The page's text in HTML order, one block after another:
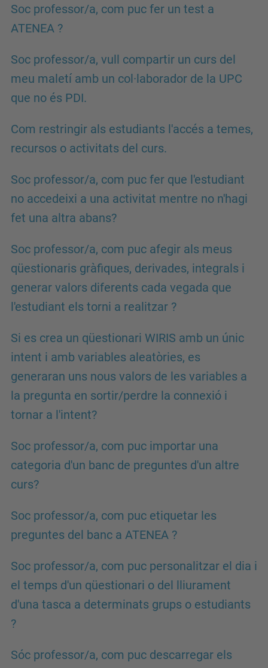
Soc professor/a, com puc fer un test a
ATENEA ?
Soc professor/a, vull compartir un curs del
meu maletí amb un col·laborador de la UPC
que no és PDI.
Com restringir als estudiants l'accés a temes,
recursos o activitats del curs.
Soc professor/a, com puc fer que l'estudiant
no accedeixi a una activitat mentre no n'hagi
fet una altra abans?
Soc professor/a, com puc afegir als meus
qüestionaris gràfiques, derivades, integrals i
generar valors diferents cada vegada que
l'estudiant els torni a realitzar ?
Si es crea un qüestionari WIRIS amb un únic
intent i amb variables aleatòries, es
generaran uns nous valors de les variables a
la pregunta en sortir/perdre la connexió i
tornar a l'intent?
Soc professor/a, com puc importar una
categoria d'un banc de preguntes d'un altre
curs?
Soc professor/a, com puc etiquetar les
preguntes del banc a ATENEA ?
Soc professor/a, com puc personalitzar el dia i
el temps d'un qüestionari o del lliurament
d'una tasca a determinats grups o estudiants
?
Sóc professor/a, com puc descarregar els